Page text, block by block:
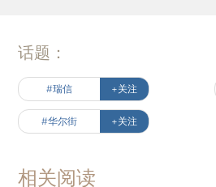
话题：
#瑞信 +关注
#华尔街 +关注
相关阅读